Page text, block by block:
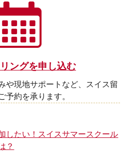
ングを申し込む
や現地サポートなど、スイス留
予約を承ります。
したい！スイスサマースクール
？